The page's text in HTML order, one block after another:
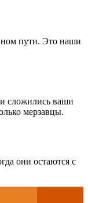
пути. Это наши
сложились ваши
мерзавцы.
они остаются с